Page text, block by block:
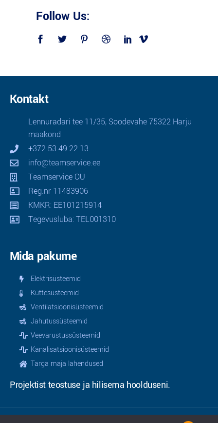
Follow Us:
Kontakt
Lennuradari tee 11/35, Soodevahe 75322 Harju
maakond
+372 53 49 22 13
info@teamservice.ee
Teamservice OÜ
Reg.nr 11483906
KMKR: EE101215914
Tegevusluba: TEL001310
Mida pakume
Elektrisüsteemid
Küttesüsteemid
Ventilatsioonisüsteemid
Jahutussüsteemid
Veevarustussüsteemid
Kanalisatsioonisüsteemid
Targa maja lahendused
Projektist teostuse ja hilisema hoolduseni.